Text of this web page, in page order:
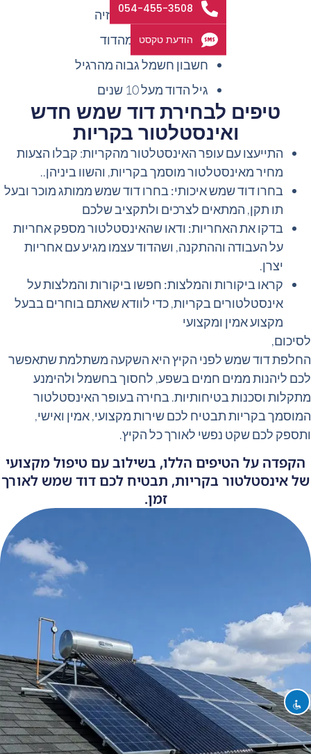
נזילות או סימני קורוזיה
רעשים חריגים מהדוד
חשבון חשמל גבוה מהרגיל
גיל הדוד מעל 10 שנים
טיפים לבחירת דוד שמש חדש
ואינסטלטור בקריות
התייעצו עם עופר האינסטלטור מהקריות: קבלו הצעות
מחיר מאינסטלטור מוסמך בקריות, והשוו ביניהן..
בחרו דוד שמש איכותי: בחרו דוד שמש ממותג מוכר ובעל
תו תקן, המתאים לצרכים ולתקציב שלכם
בדקו את האחריות: ודאו שהאינסטלטור מספק אחריות
על העבודה וההתקנה, ושהדוד עצמו מגיע עם אחריות
יצרן.
קראו ביקורות והמלצות: חפשו ביקורות והמלצות על
אינסטלטורים בקריות, כדי לוודא שאתם בוחרים בבעל
מקצוע אמין ומקצועי
לסיכום,
החלפת דוד שמש לפני הקיץ היא השקעה משתלמת שתאפשר
לכם ליהנות ממים חמים בשפע, לחסוך בחשמל ולהימנע
מתקלות וסכנות בטיחותיות. בחירה בעופר האינסטלטור
המוסמך בקריות תבטיח לכם שירות מקצועי, אמין ואישי,
ותספק לכם שקט נפשי לאורך כל הקיץ.
הקפדה על הטיפים הללו, בשילוב עם טיפול מקצועי
של אינסטלטור בקריות, תבטיח לכם דוד שמש לאורך
זמן.
054-455-3508
הודעת טקסט